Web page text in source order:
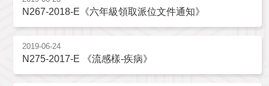
N267-2018-E《六年級領取派位文件通知》
2019-06-24
N275-2017-E 《流感樣-疾病》